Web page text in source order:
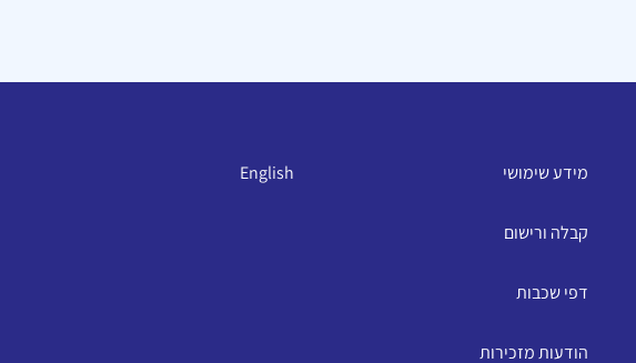
מידע שימושי
קבלה ורישום
דפי שכבות
הודעות מזכירות
English